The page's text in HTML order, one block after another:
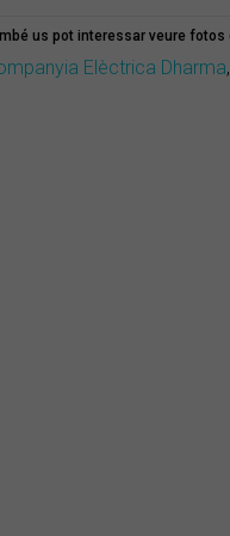
us pot interessar veure fotos
Elèctrica Dharma,